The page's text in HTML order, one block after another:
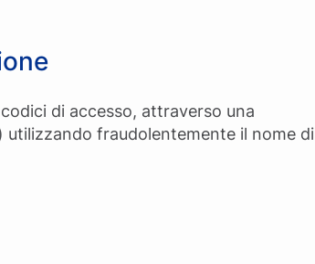
di accesso, attraverso una
utilizzando fraudolentemente il nome di